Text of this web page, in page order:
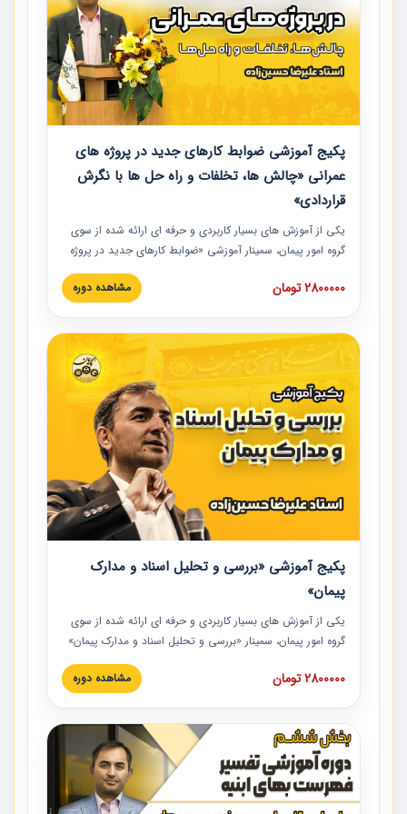
پکیج آموزشی ضوابط کارهای جدید در پروژه های
عمرانی «چالش ها، تخلفات و راه حل ها با نگرش
قراردادی»
یکی از آموزش‏‏‏‏‏‏ های بسیار کاربردی و حرفه‏ ای ارائه شده از سوی
گروه امور پیمان، سمینار آموزشی «ضوابط کارهای جدید در پروژه
های عمرانی» چالش ها، تخلفات و راه حل ها با نگرش قراردادی
است که در محل سندیکای شرکت های ساختمانی کشور ارائه شد.
مدارک پیمان به همراه تجربیات عملی ارائه شده است.
2800000 تومان مشاهده دوره
پکیج آموزشی «بررسی و تحلیل اسناد و مدارک
پیمان»
یکی از آموزش‏‏‏‏‏‏ های بسیار کاربردی و حرفه‏ ای ارائه شده از سوی
گروه امور پیمان، سمینار «بررسی و تحلیل اسناد و مدارک پیمان»
است که در دانشگاه صنعتی شریف ارائه شد. در این آموزش
نکات کلیدی مربوط به اسناد و مدارک پیمان، اولویت بندی اسناد
پیمان به همراه تجربیات عملی در این خصوص ارائه شده است.
2800000 تومان مشاهده دوره